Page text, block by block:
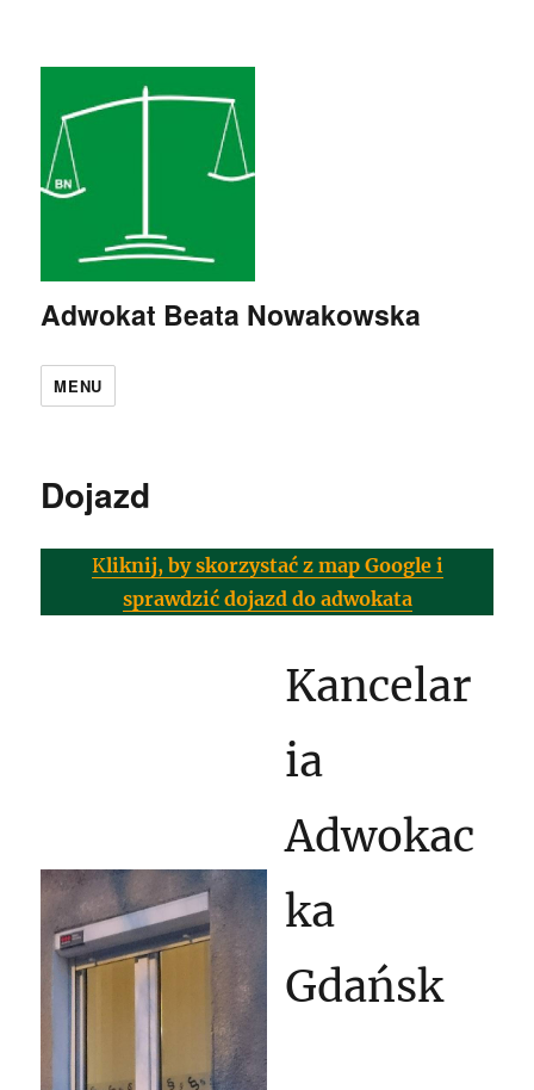
Adwokat Beata Nowakowska
MENU
Dojazd
Kliknij, by skorzystać z map Google i
sprawdzić dojazd do adwokata
Kancelar
ia
Adwokac
ka
Gdańsk